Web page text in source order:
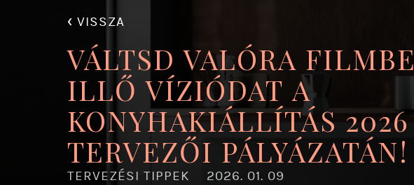
‹ VISSZA
VÁLTSD VALÓRA FILMBE
ILLŐ VÍZIÓDAT A
KONYHAKIÁLLÍTÁS 2026
TERVEZŐI PÁLYÁZATÁN!
TERVEZÉSI TIPPEK 2026. 01. 09